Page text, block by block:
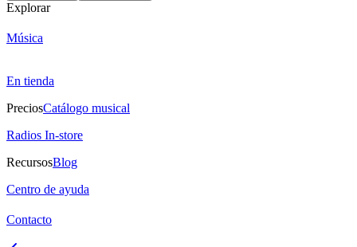
Explorar
Música
En tienda
PreciosCatálogo musical
Radios In-store
RecursosBlog
Centro de ayuda
Contacto